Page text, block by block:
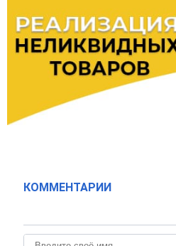
КОММЕНТАРИИ